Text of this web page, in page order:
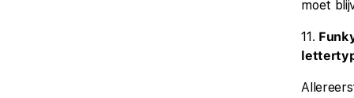
moet
11.